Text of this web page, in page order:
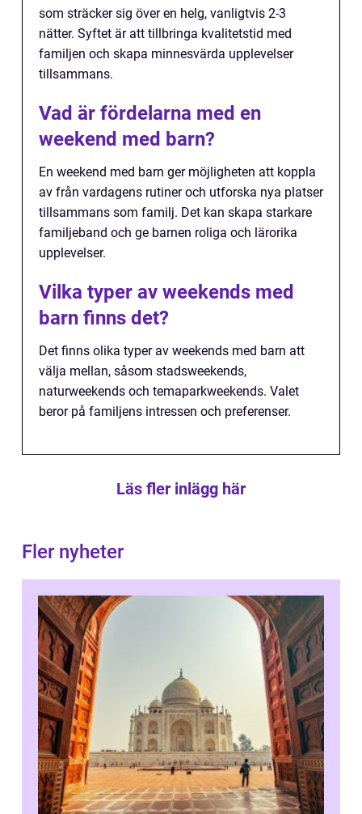
som sträcker sig över en helg, vanligtvis 2-3
nätter. Syftet är att tillbringa kvalitetstid med
familjen och skapa minnesvärda upplevelser
tillsammans.
Vad är fördelarna med en
weekend med barn?
En weekend med barn ger möjligheten att koppla
av från vardagens rutiner och utforska nya platser
tillsammans som familj. Det kan skapa starkare
familjeband och ge barnen roliga och lärorika
upplevelser.
Vilka typer av weekends med
barn finns det?
Det finns olika typer av weekends med barn att
välja mellan, såsom stadsweekends,
naturweekends och temaparkweekends. Valet
beror på familjens intressen och preferenser.
Läs fler inlägg här
Fler nyheter